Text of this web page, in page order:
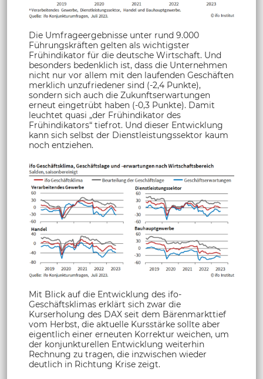
Die Umfrageergebnisse unter rund 9.000
Führungskräften gelten als wichtigster
Frühindikator für die deutsche Wirtschaft. Und
besonders bedenklich ist, dass die Unternehmen
nicht nur vor allem mit den laufenden Geschäften
merklich unzufriedener sind (-2,4 Punkte),
sondern sich auch die Zukunftserwartungen
erneut eingetrübt haben (-0,3 Punkte). Damit
leuchtet quasi „der Frühindikator des
Frühindikators“ tiefrot. Und dieser Entwicklung
kann sich selbst der Dienstleistungssektor kaum
noch entziehen.
Mit Blick auf die Entwicklung des ifo-
Geschäftsklimas erklärt sich zwar die
Kurserholung des DAX seit dem Bärenmarkttief
vom Herbst, die aktuelle Kursstärke sollte aber
eigentlich einer erneuten Korrektur weichen, um
der konjunkturellen Entwicklung weiterhin
Rechnung zu tragen, die inzwischen wieder
deutlich in Richtung Krise zeigt.